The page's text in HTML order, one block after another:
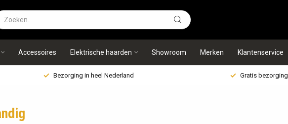
Accessoires Elektrische haarden Showroom Merken Klantenservice
Bezorging in heel Nederland Gratis